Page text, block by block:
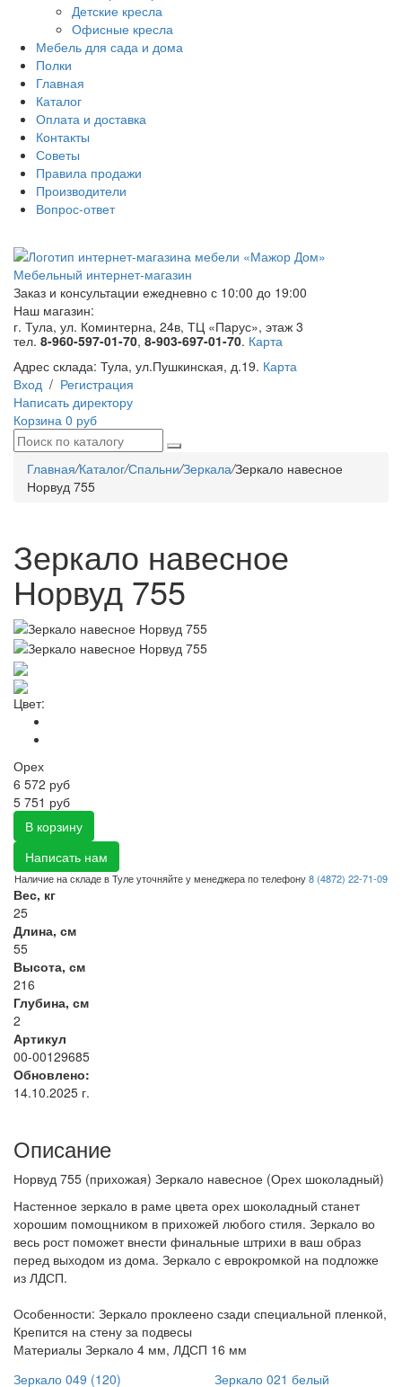
Детские кресла
Офисные кресла
Мебель для сада и дома
Полки
Главная
Каталог
Оплата и доставка
Контакты
Советы
Правила продажи
Производители
Вопрос-ответ
Мебельный интернет-магазин
Заказ и консультации ежедневно с 10:00 до 19:00
Наш магазин:
г. Тула, ул. Коминтерна, 24в, ТЦ «Парус», этаж 3
тел. 8-960-597-01-70, 8-903-697-01-70. Карта
Адрес склада: Тула, ул.Пушкинская, д.19. Карта
Вход / Регистрация
Написать директору
Корзина 0 руб
Главная/Каталог/Спальни/Зеркала/Зеркало навесное
Норвуд 755
Зеркало навесное
Норвуд 755
Цвет:
Орех
6 572 руб
5 751 руб
В корзину
Написать нам
Наличие на складе в Туле уточняйте у менеджера по телефону8 (4872) 22-71-09
Вес, кг
25
Длина, см
55
Высота, см
216
Глубина, см
2
Артикул
00-00129685
Обновлено:
14.10.2025 г.
Описание
Норвуд 755 (прихожая) Зеркало навесное (Орех шоколадный)
Настенное зеркало в раме цвета орех шоколадный станет
хорошим помощником в прихожей любого стиля. Зеркало во
весь рост поможет внести финальные штрихи в ваш образ
перед выходом из дома. Зеркало с еврокромкой на подложке
из ЛДСП.
Особенности: Зеркало проклеено сзади специальной пленкой,
Крепится на стену за подвесы
Материалы Зеркало 4 мм, ЛДСП 16 мм
Зеркало 049 (120)
Зеркало 021 белый